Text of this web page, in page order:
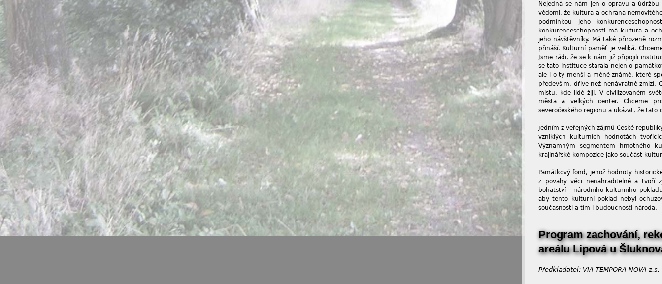
Nejedná se nám jen o opravu a
vědomi, že kultura a ochrana
podmínkou jeho
konkurenceschopnosti má kultura a
jeho návštěvníky. Má také přirozeně
přináší. Kulturní paměť je veliká.
Jsme rádi, že se k nám již připojili
se tato instituce starala nejen o
ale i o ty menší a méně známé, které
především, dříve než nenávratně zmizí.
místu, kde lidé žijí. V civilizovaném
města a velkých center. Chceme
severočeského regionu a ukázat, že tato
Jedním z veřejných zájmů České
vzniklých kulturních hodnotách
Významným segmentem hmotného
krajinářské kompozice jako součást
Památkový fond, jehož hodnoty
z povahy věci nenahraditelné a tvoří
bohatství - národního kulturního
aby tento kulturní poklad nebyl
současnosti a tím i budoucnosti národa.
Program zachování,
areálu Lipová u
Předkladatel: VIA TEMPORA NOVA z.s.